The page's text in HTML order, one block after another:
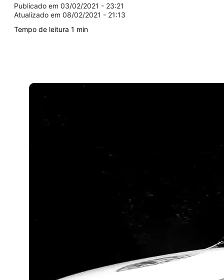
03/02/2021 - 23:21
08/02/2021 - 21:13